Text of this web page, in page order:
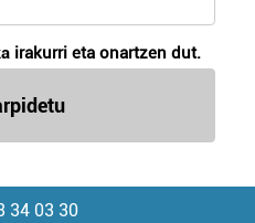
irakurri eta onartzen dut.
34 03 30